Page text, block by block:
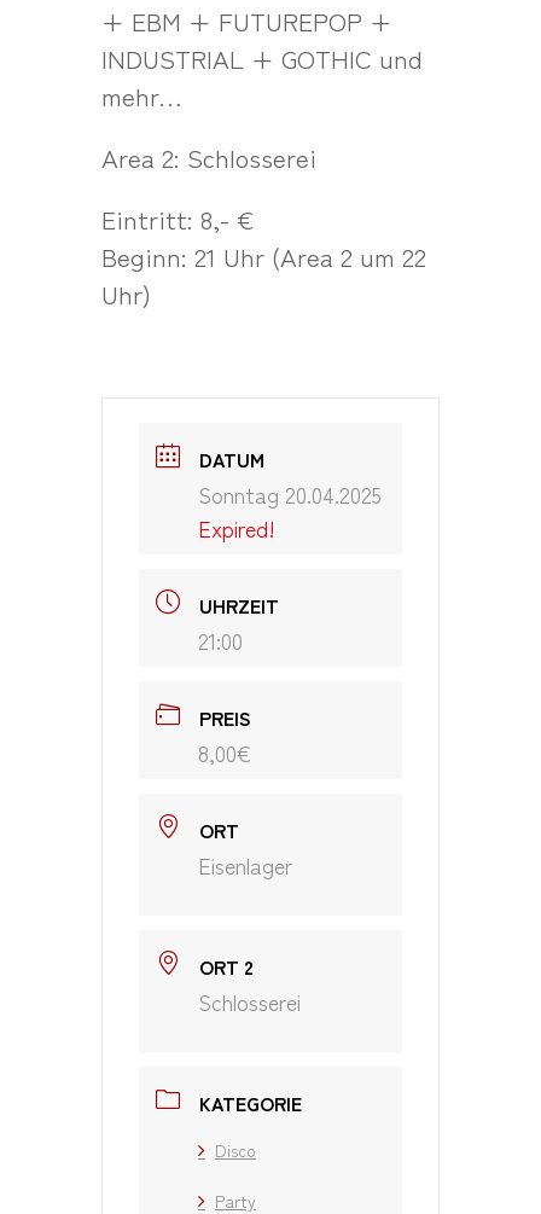
+ EBM + FUTUREPOP +
INDUSTRIAL + GOTHIC und
mehr…
Area 2: Schlosserei
Eintritt: 8,- €
Beginn: 21 Uhr (Area 2 um 22
Uhr)
DATUM
Sonntag 20.04.2025
Expired!
UHRZEIT
21:00
PREIS
8,00€
ORT
Eisenlager
ORT 2
Schlosserei
KATEGORIE
Disco
Party